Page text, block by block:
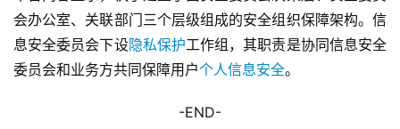
会办公室、关联部门三个层级组成的安全组织保障架构。信
息安全委员会下设隐私保护工作组，其职责是协同信息安全
委员会和业务方共同保障用户个人信息安全。
-END-